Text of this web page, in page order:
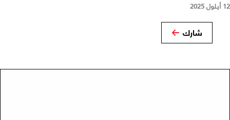
12 أيلول 2025
شارك